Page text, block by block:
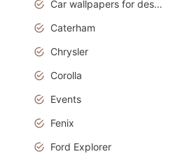
Car wallpapers for desktop
Caterham
Chrysler
Corolla
Events
Fenix
Ford Explorer